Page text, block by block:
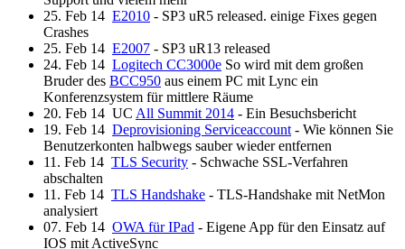
25. Feb 14 E2010 - SP3 uR5 released. einige Fixes gegen
Crashes
25. Feb 14 E2007 - SP3 uR13 released
24. Feb 14 Logitech CC3000e So wird mit dem großen
Bruder des BCC950 aus einem PC mit Lync ein
Konferenzsystem für mittlere Räume
20. Feb 14 UC All Summit 2014 - Ein Besuchsbericht
19. Feb 14 Deprovisioning Serviceaccount - Wie können Sie
Benutzerkonten halbwegs sauber wieder entfernen
11. Feb 14 TLS Security - Schwache SSL-Verfahren
abschalten
11. Feb 14 TLS Handshake - TLS-Handshake mit NetMon
analysiert
07. Feb 14 OWA für IPad - Eigene App für den Einsatz auf
IOS mit ActiveSync